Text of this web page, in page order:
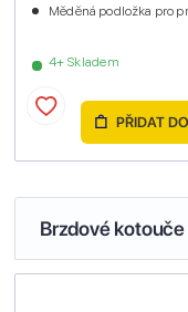
4+ Skladem
Měděná podložka pro
PŘIDAT
Brzdové kotouče